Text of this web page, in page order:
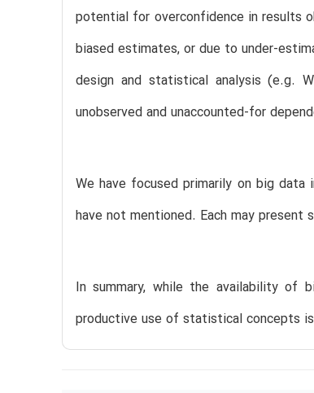
potential for overconfidence in results
biased estimates, or due to under-
design and statistical analysis (e.g.
unobserved and unaccounted-for
We have focused primarily on big
have not mentioned. Each may present
In summary, while the availability of
productive use of statistical concepts